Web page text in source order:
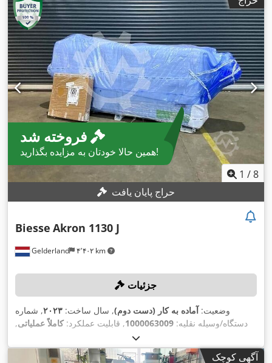
همین حالا خودتان به مزایده بگذارید!
1 /8
حراج پایان یافت
Gelderland ۴٬۴۰۲ km
Biesse Akron 1130 J
جزئیات
وضعیت:آماده به کار (دست دوم), سال ساخت: ۲۰۲۳, شماره
دستگاه/وسیله نقلیه: 1000063009, قابلیت عملکرد:کاملاً عملیاتی,
, طول حمل:
حمل و نقل:۷۰۰ میلی‌متر , ارتفاع حمل‌ونقل:۱٬۷۰۰ میلی‌متر ,
آگهی کوچک